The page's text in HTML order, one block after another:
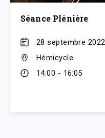
Séance Plénière
28 septembre 2022
Hémicycle
14:00 - 16:05